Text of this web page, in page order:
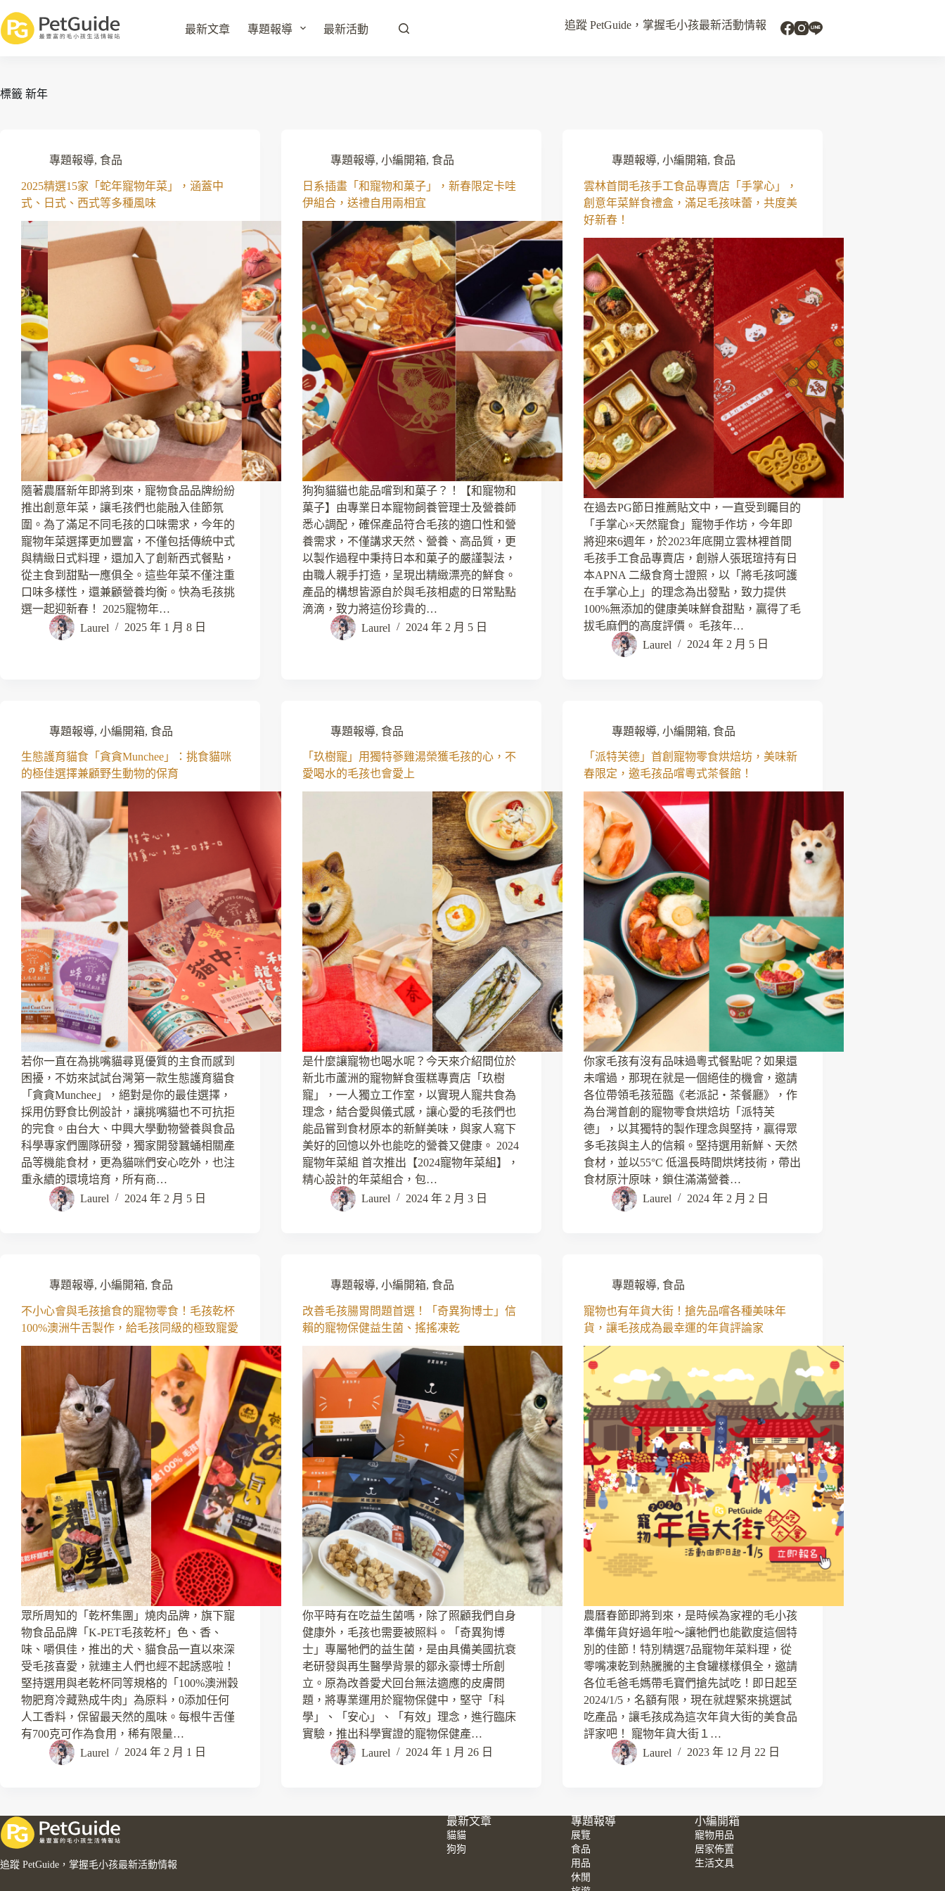
最新文章 專題報導 最新活動 追蹤 PetGuide，掌握毛小孩最新活動情報
標籤 新年
專題報導, 食品
2025精選15家「蛇年寵物年菜」，涵蓋中
式、日式、西式等多種風味
隨著農曆新年即將到來，寵物食品品牌紛紛
推出創意年菜，讓毛孩們也能融入佳節氛
圍。為了滿足不同毛孩的口味需求，今年的
寵物年菜選擇更加豐富，不僅包括傳統中式
與精緻日式料理，還加入了創新西式餐點，
從主食到甜點一應俱全。這些年菜不僅注重
口味多樣性，還兼顧營養均衡。快為毛孩挑
選一起迎新春！ 2025寵物年…
Laurel
2025 年 1 月 8 日
專題報導, 小編開箱, 食品
日系插畫「和寵物和菓子」，新春限定卡哇
伊組合，送禮自用兩相宜
狗狗貓貓也能品嚐到和菓子？！【和寵物和
菓子】由專業日本寵物飼養管理士及營養師
悉心調配，確保產品符合毛孩的適口性和營
養需求，不僅講求天然、營養、高品質，更
以製作過程中秉持日本和菓子的嚴謹製法，
由職人親手打造，呈現出精緻漂亮的鮮食。
產品的構想皆源自於與毛孩相處的日常點點
滴滴，致力將這份珍貴的…
Laurel
2024 年 2 月 5 日
專題報導, 小編開箱, 食品
雲林首間毛孩手工食品專賣店「手掌心」，
創意年菜鮮食禮盒，滿足毛孩味蕾，共度美
好新春！
在過去PG節日推薦貼文中，一直受到矚目的
「手掌心×天然寵食」寵物手作坊，今年即
將迎來6週年，於2023年底開立雲林裡首間
毛孩手工食品專賣店，創辦人張珉瑄持有日
本APNA 二級食育士證照，以「將毛孩呵護
在手掌心上」的理念為出發點，致力提供
100%無添加的健康美味鮮食甜點，贏得了毛
拔毛麻們的高度評價。 毛孩年…
Laurel
2024 年 2 月 5 日
專題報導, 小編開箱, 食品
生態護育貓食「貪貪Munchee」：挑食貓咪
的極佳選擇兼顧野生動物的保育
若你一直在為挑嘴貓尋覓優質的主食而感到
困擾，不妨來試試台灣第一款生態護育貓食
「貪貪Munchee」，絕對是你的最佳選擇，
採用仿野食比例設計，讓挑嘴貓也不可抗拒
的完食。由台大、中興大學動物營養與食品
科學專家們團隊研發，獨家開發蠶蛹相關產
品等機能食材，更為貓咪們安心吃外，也注
重永續的環境培育，所有商…
Laurel
2024 年 2 月 5 日
專題報導, 食品
「玖樹寵」用獨特蔘雞湯榮獲毛孩的心，不
愛喝水的毛孩也會愛上
是什麼讓寵物也喝水呢？今天來介紹間位於
新北市蘆洲的寵物鮮食蛋糕專賣店「玖樹
寵」，一人獨立工作室，以實現人寵共食為
理念，結合愛與儀式感，讓心愛的毛孩們也
能品嘗到食材原本的新鮮美味，與家人寫下
美好的回憶以外也能吃的營養又健康。 2024
寵物年菜組 首次推出【2024寵物年菜組】，
精心設計的年菜組合，包…
Laurel
2024 年 2 月 3 日
專題報導, 小編開箱, 食品
「派特芙德」首創寵物零食烘焙坊，美味新
春限定，邀毛孩品嚐粵式茶餐館！
你家毛孩有沒有品味過粵式餐點呢？如果還
未嚐過，那現在就是一個絕佳的機會，邀請
各位帶領毛孩蒞臨《老派記・茶餐廳》，作
為台灣首創的寵物零食烘焙坊「派特芙
德」，以其獨特的製作理念與堅持，贏得眾
多毛孩與主人的信賴。堅持選用新鮮、天然
食材，並以55°C 低溫長時間烘烤技術，帶出
食材原汁原味，鎖住滿滿營養…
Laurel
2024 年 2 月 2 日
專題報導, 小編開箱, 食品
不小心會與毛孩搶食的寵物零食！毛孩乾杯
100%澳洲牛舌製作，給毛孩同級的極致寵愛
眾所周知的「乾杯集團」燒肉品牌，旗下寵
物食品品牌「K-PET毛孩乾杯」色、香、
味、嚼俱佳，推出的犬、貓食品一直以來深
受毛孩喜愛，就連主人們也經不起誘惑啦！
堅持選用與老乾杯同等規格的「100%澳洲穀
物肥育冷藏熟成牛肉」為原料，0添加任何
人工香料，保留最天然的風味。每根牛舌僅
有700克可作為食用，稀有限量…
Laurel
2024 年 2 月 1 日
專題報導, 小編開箱, 食品
改善毛孩腸胃問題首選！「奇異狗博士」信
賴的寵物保健益生菌、搖搖凍乾
你平時有在吃益生菌嗎，除了照顧我們自身
健康外，毛孩也需要被照料。「奇異狗博
士」專屬牠們的益生菌，是由具備美國抗衰
老研發與再生醫學背景的鄒永豪博士所創
立。原為改善愛犬回台無法適應的皮膚問
題，將專業運用於寵物保健中，堅守「科
學」、「安心」、「有效」理念，進行臨床
實驗，推出科學實證的寵物保健產…
Laurel
2024 年 1 月 26 日
專題報導, 食品
寵物也有年貨大街！搶先品嚐各種美味年
貨，讓毛孩成為最幸運的年貨評論家
農曆春節即將到來，是時候為家裡的毛小孩
準備年貨好過年啦～讓牠們也能歡度這個特
別的佳節！特別精選7品寵物年菜料理，從
零嘴凍乾到熱騰騰的主食罐樣樣俱全，邀請
各位毛爸毛媽帶毛寶們搶先試吃！即日起至
2024/1/5，名額有限，現在就趕緊來挑選試
吃產品，讓毛孩成為這次年貨大街的美食品
評家吧！ 寵物年貨大街１…
Laurel
2023 年 12 月 22 日
追蹤 PetGuide，掌握毛小孩最新活動情報
最新文章
貓貓
狗狗
專題報導
展覽
食品
用品
休閒
小編開箱
寵物用品
居家佈置
生活文具